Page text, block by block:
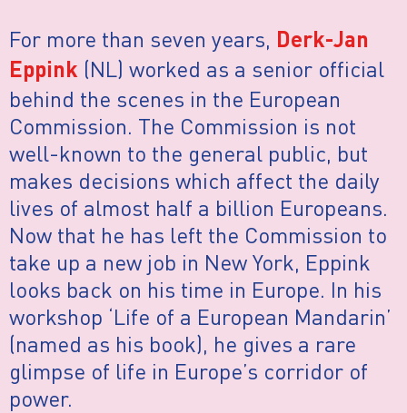
For more than seven years, Derk-Jan
Eppink (NL) worked as a senior official
behind the scenes in the European
Commission. The Commission is not
well-known to the general public, but
makes decisions which affect the daily
lives of almost half a billion Europeans.
Now that he has left the Commission to
take up a new job in New York, Eppink
looks back on his time in Europe. In his
workshop ‘Life of a European Mandarin’
(named as his book), he gives a rare
glimpse of life in Europe’s corridor of
power.